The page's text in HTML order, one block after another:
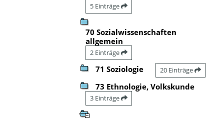
5 Einträge
70 Sozialwissenschaften
allgemein
2 Einträge
71 Soziologie 20 Einträge
73 Ethnologie, Volkskunde
3 Einträge